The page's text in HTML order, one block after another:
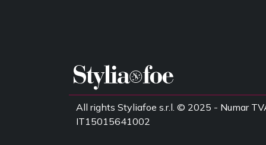
All rights Styliafoe s.r.l. © 2025 - Numar
IT15015641002